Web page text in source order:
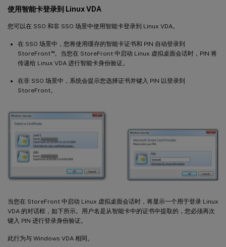
使用智能卡登录到 Linux VDA
您可以在 SSO 和非 SSO 场景中使用智能卡登录到 Linux VDA。
在 SSO 场景中，您将使用缓存的智能卡证书和 PIN 自动登录到
StoreFront™。当您在 StoreFront 中启动 Linux 虚拟桌面会话时，PIN 将
传递给 Linux VDA 进行智能卡身份验证。
在非 SSO 场景中，系统会提示您选择证书并键入 PIN 以登录到
StoreFront。
当您在 StoreFront 中启动 Linux 虚拟桌面会话时，将显示一个用于登录 Linux
VDA 的对话框，如下所示。用户名是从智能卡中的证书中提取的，您必须再次
键入 PIN 进行登录身份验证。
此行为与 Windows VDA 相同。